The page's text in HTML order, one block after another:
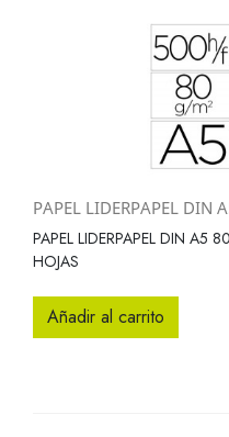
PAPEL LIDERPAPEL DIN
PAPEL LIDERPAPEL DIN A5
HOJAS
Añadir al carrito